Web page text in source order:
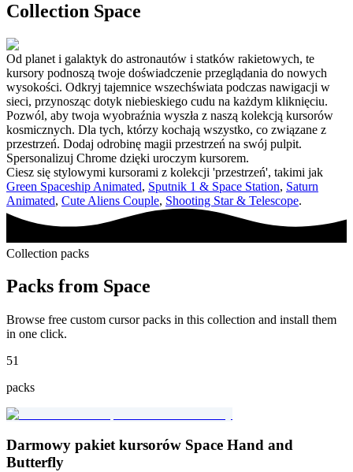
Collection Space
Od planet i galaktyk do astronautów i statków rakietowych, te
kursory podnoszą twoje doświadczenie przeglądania do nowych
wysokości. Odkryj tajemnice wszechświata podczas nawigacji w
sieci, przynosząc dotyk niebieskiego cudu na każdym kliknięciu.
Pozwól, aby twoja wyobraźnia wyszła z naszą kolekcją kursorów
kosmicznych. Dla tych, którzy kochają wszystko, co związane z
przestrzeń. Dodaj odrobinę magii przestrzeń na swój pulpit.
Spersonalizuj Chrome dzięki uroczym kursorem.
Ciesz się stylowymi kursorami z kolekcji 'przestrzeń', takimi jak
Green Spaceship Animated, Sputnik 1 & Space Station, Saturn
Animated, Cute Aliens Couple, Shooting Star & Telescope.
Collection packs
Packs from Space
Browse free custom cursor packs in this collection and install them
in one click.
51
packs
Darmowy pakiet kursorów Space Hand and
Butterfly